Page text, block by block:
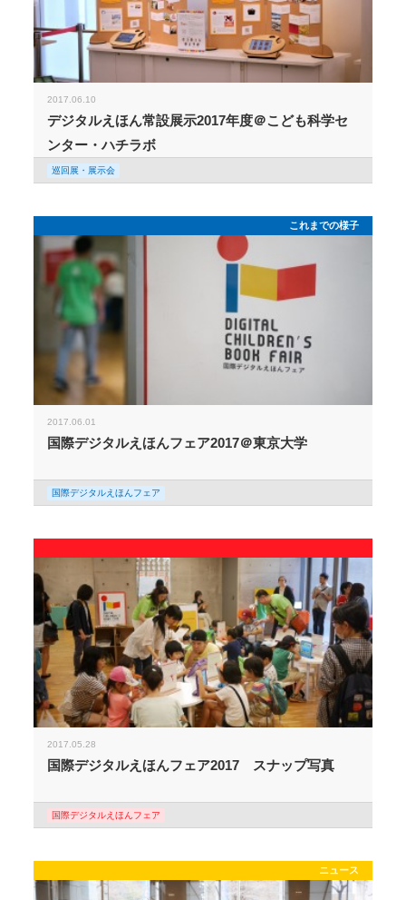
2017.06.10
デジタルえほん常設展示2017年度＠こども科学セ
ンター・ハチラボ
巡回展・展示会
これまでの様子
2017.06.01
国際デジタルえほんフェア2017＠東京大学
国際デジタルえほんフェア
2017.05.28
国際デジタルえほんフェア2017 スナップ写真
国際デジタルえほんフェア
ニュース